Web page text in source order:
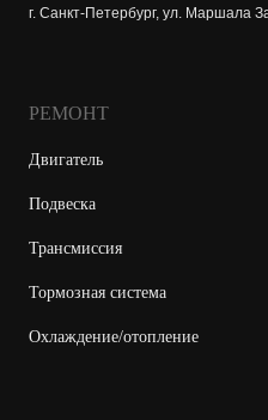
г. Санкт-Петербург, ул. Маршала
РЕМОНТ
Двигатель
Подвеска
Трансмиссия
Тормозная система
Охлаждение/отопление